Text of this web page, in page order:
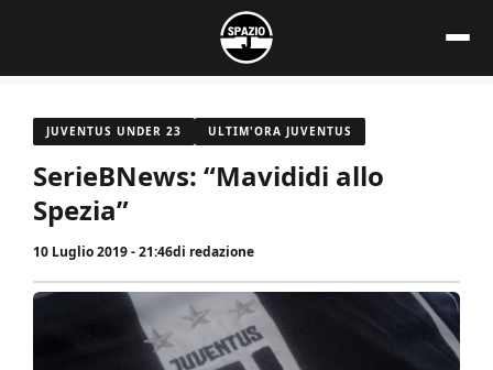
contenuto
JUVENTUS UNDER 23 ULTIM'ORA JUVENTUS
SerieBNews: “Mavididi allo
Spezia”
10 Luglio 2019 - 21:46di redazione